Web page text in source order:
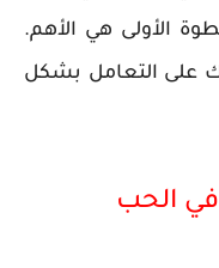
الأولى هي الأهم.
على التعامل بشكل
في الحب